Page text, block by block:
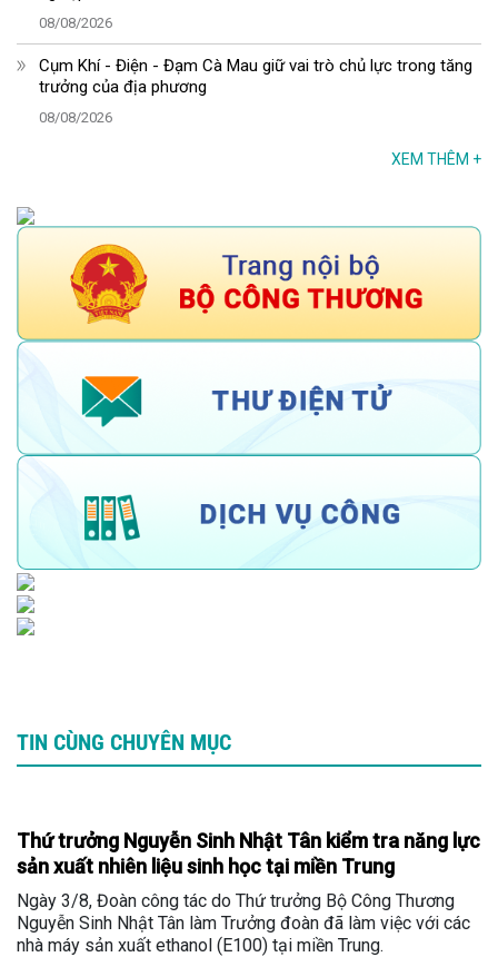
08/08/2026
Cụm Khí - Điện - Đạm Cà Mau giữ vai trò chủ lực trong tăng
trưởng của địa phương
08/08/2026
XEM THÊM +
TIN CÙNG CHUYÊN MỤC
Thứ trưởng Nguyễn Sinh Nhật Tân kiểm tra năng lực
sản xuất nhiên liệu sinh học tại miền Trung
Ngày 3/8, Đoàn công tác do Thứ trưởng Bộ Công Thương
Nguyễn Sinh Nhật Tân làm Trưởng đoàn đã làm việc với các
nhà máy sản xuất ethanol (E100) tại miền Trung.